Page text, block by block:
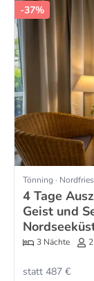
-37%
Tönning ·
4 Tage
Geist und
3 Nächte
statt 487 €